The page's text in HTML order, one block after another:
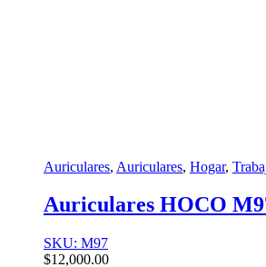
Auriculares, Auriculares, Hogar,
Auriculares HOCO
SKU: M97
$12,000.00